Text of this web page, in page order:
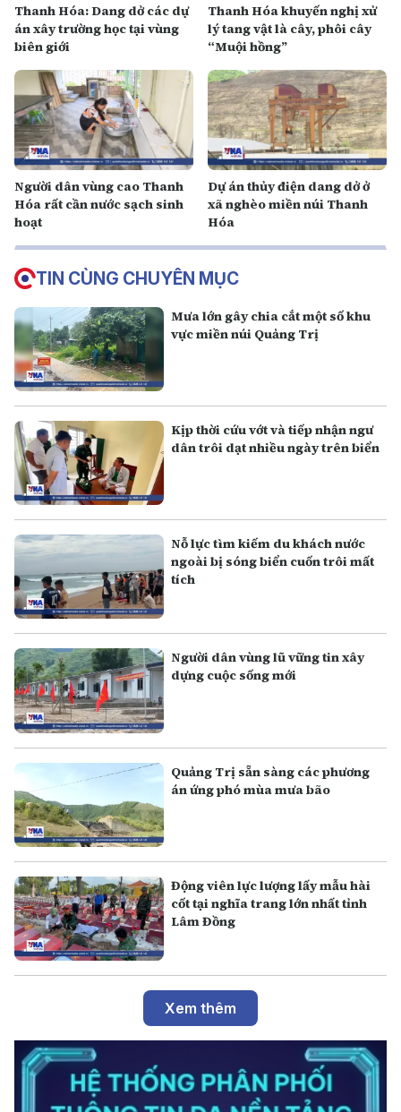
Thanh Hóa: Dang dở các dự
án xây trường học tại vùng
biên giới
Thanh Hóa khuyến nghị xử
lý tang vật là cây, phôi cây
“Muội hồng”
Người dân vùng cao Thanh
Hóa rất cần nước sạch sinh
hoạt
Dự án thủy điện dang dở ở
xã nghèo miền núi Thanh
Hóa
TIN CÙNG CHUYÊN MỤC
Mưa lớn gây chia cắt một số khu
vực miền núi Quảng Trị
Kịp thời cứu vớt và tiếp nhận ngư
dân trôi dạt nhiều ngày trên biển
Nỗ lực tìm kiếm du khách nước
ngoài bị sóng biển cuốn trôi mất
tích
Người dân vùng lũ vững tin xây
dựng cuộc sống mới
Quảng Trị sẵn sàng các phương
án ứng phó mùa mưa bão
Động viên lực lượng lấy mẫu hài
cốt tại nghĩa trang lớn nhất tỉnh
Lâm Đồng
Xem thêm